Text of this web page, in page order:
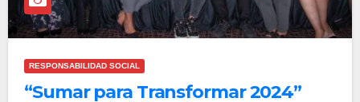
RESPONSABILIDAD SOCIAL
“Sumar para Transformar 2024”